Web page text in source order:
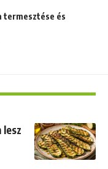
termesztése és
lesz